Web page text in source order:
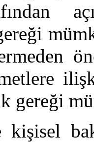
gereği
kişisel